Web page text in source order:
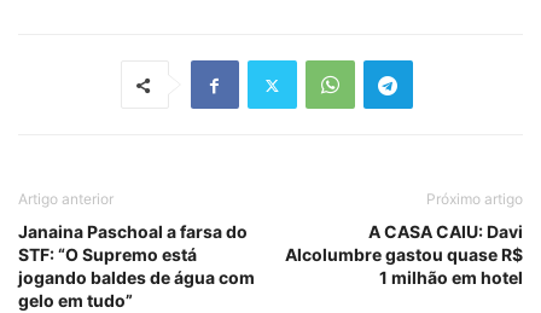
Artigo anterior
Janaina Paschoal a farsa do
STF: “O Supremo está
jogando baldes de água com
gelo em tudo”
Próximo artigo
A CASA CAIU: Davi
Alcolumbre gastou quase R$
1 milhão em hotel